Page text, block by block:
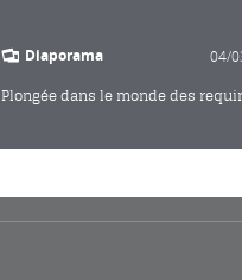
Diaporama 04/
Plongée dans le monde des